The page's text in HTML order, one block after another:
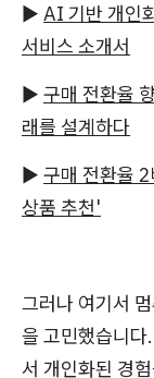
▶ AI 기반 개인
서비스 소개서
▶ 구매 전환율
래를 설계하다
▶ 구매 전환율
상품 추천'
그러나 여기서
을 고민했습니다
서 개인화된 경